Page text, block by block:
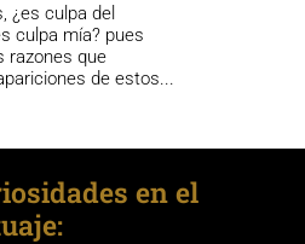
¿es culpa del
culpa mía? pues
razones que
de estos...
en el